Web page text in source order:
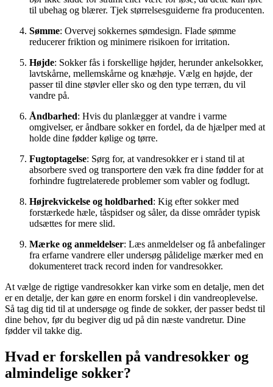
til ubehag og blærer. Tjek størrelsesguiderne fra producenten.
Sømme: Overvej sokkernes sømdesign. Flade sømme
reducerer friktion og minimere risikoen for irritation.
Højde: Sokker fås i forskellige højder, herunder ankelsokker,
lavtskårne, mellemskårne og knæhøje. Vælg en højde, der
passer til dine støvler eller sko og den type terræn, du vil
vandre på.
Åndbarhed: Hvis du planlægger at vandre i varme
omgivelser, er åndbare sokker en fordel, da de hjælper med at
holde dine fødder kølige og tørre.
Fugtoptagelse: Sørg for, at vandresokker er i stand til at
absorbere sved og transportere den væk fra dine fødder for at
forhindre fugtrelaterede problemer som vabler og fodlugt.
Højrekvickelse og holdbarhed: Kig efter sokker med
forstærkede hæle, tåspidser og såler, da disse områder typisk
udsættes for mere slid.
Mærke og anmeldelser: Læs anmeldelser og få anbefalinger
fra erfarne vandrere eller undersøg pålidelige mærker med en
dokumenteret track record inden for vandresokker.
At vælge de rigtige vandresokker kan virke som en detalje, men det
er en detalje, der kan gøre en enorm forskel i din vandreoplevelse.
Så tag dig tid til at undersøge og finde de sokker, der passer bedst til
dine behov, før du begiver dig ud på din næste vandretur. Dine
fødder vil takke dig.
Hvad er forskellen på vandresokker og
almindelige sokker?